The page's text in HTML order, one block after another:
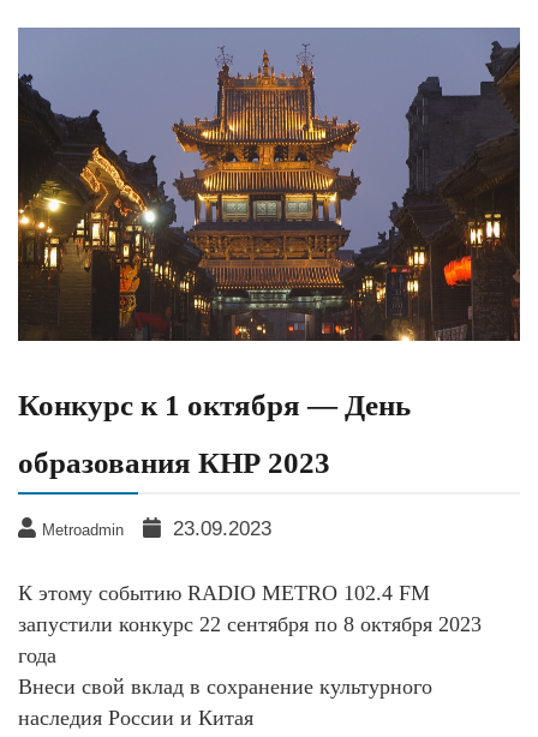
Конкурс к 1 октября — День
образования КНР 2023
Metroadmin 23.09.2023
К этому событию RADIO METRO 102.4 FM
запустили конкурс 22 сентября по 8 октября 2023
года
Внеси свой вклад в сохранение культурного
наследия России и Китая